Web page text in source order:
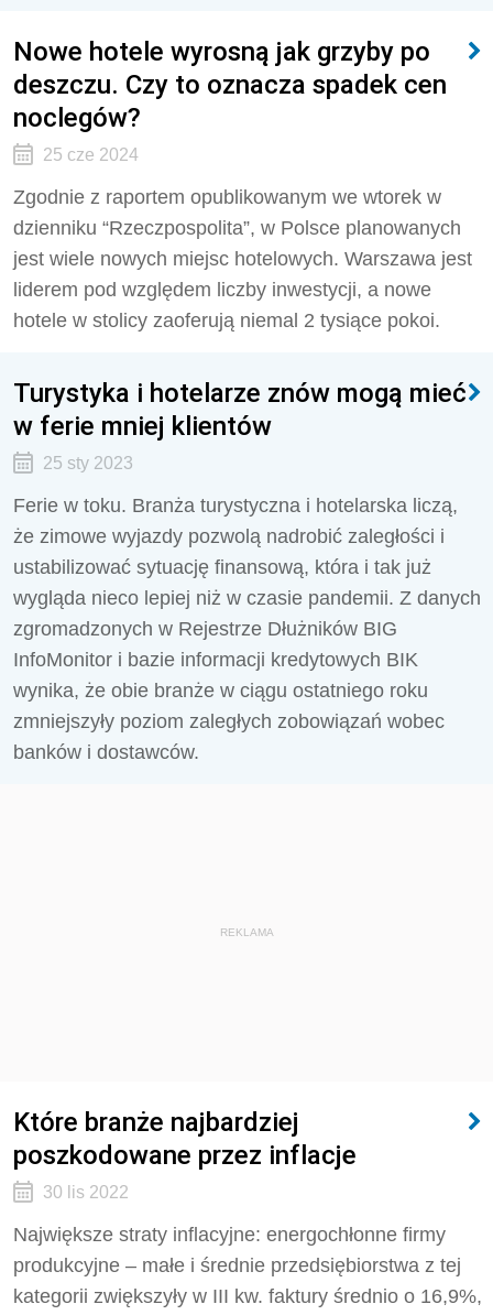
Nowe hotele wyrosną jak grzyby po
deszczu. Czy to oznacza spadek cen
noclegów?
25 cze 2024
Zgodnie z raportem opublikowanym we wtorek w
dzienniku “Rzeczpospolita”, w Polsce planowanych
jest wiele nowych miejsc hotelowych. Warszawa jest
liderem pod względem liczby inwestycji, a nowe
hotele w stolicy zaoferują niemal 2 tysiące pokoi.
Turystyka i hotelarze znów mogą mieć
w ferie mniej klientów
25 sty 2023
Ferie w toku. Branża turystyczna i hotelarska liczą,
że zimowe wyjazdy pozwolą nadrobić zaległości i
ustabilizować sytuację finansową, która i tak już
wygląda nieco lepiej niż w czasie pandemii. Z danych
zgromadzonych w Rejestrze Dłużników BIG
InfoMonitor i bazie informacji kredytowych BIK
wynika, że obie branże w ciągu ostatniego roku
zmniejszyły poziom zaległych zobowiązań wobec
banków i dostawców.
REKLAMA
Które branże najbardziej
poszkodowane przez inflacje
30 lis 2022
Największe straty inflacyjne: energochłonne firmy
produkcyjne – małe i średnie przedsiębiorstwa z tej
kategorii zwiększyły w III kw. faktury średnio o 16,9%,